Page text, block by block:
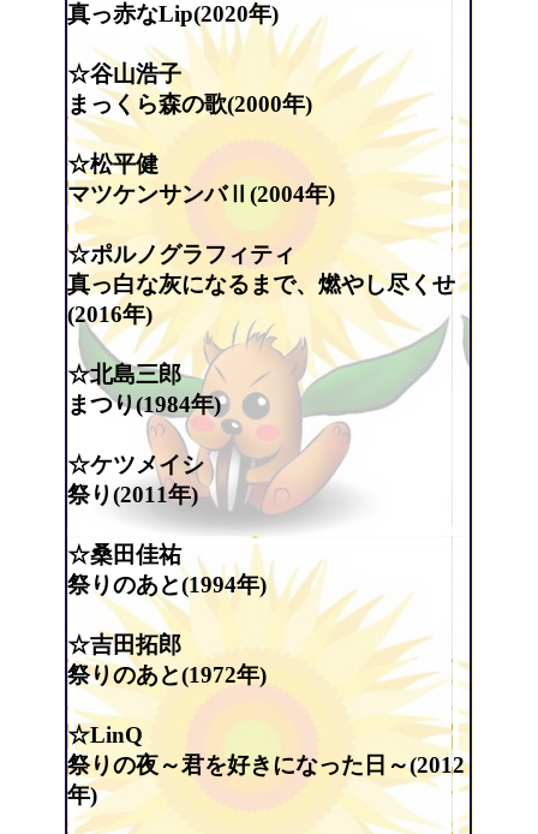
真っ赤なLip(2020年)
☆谷山浩子
まっくら森の歌(2000年)
☆松平健
マツケンサンバⅡ(2004年)
☆ポルノグラフィティ
真っ白な灰になるまで、燃やし尽くせ
(2016年)
☆北島三郎
まつり(1984年)
☆ケツメイシ
祭り(2011年)
☆桑田佳祐
祭りのあと(1994年)
☆吉田拓郎
祭りのあと(1972年)
☆LinQ
祭りの夜～君を好きになった日～(2012
年)